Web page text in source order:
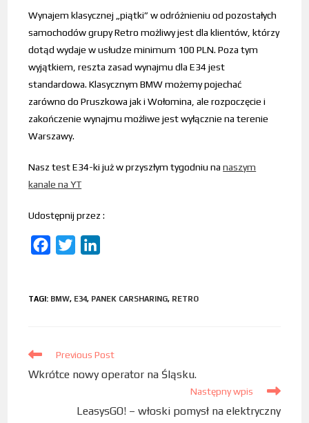
Wynajem klasycznej „piątki” w odróżnieniu od pozostałych
samochodów grupy Retro możliwy jest dla klientów, którzy
dotąd wydaje w usłudze minimum 100 PLN. Poza tym
wyjątkiem, reszta zasad wynajmu dla E34 jest
standardowa. Klasycznym BMW możemy pojechać
zarówno do Pruszkowa jak i Wołomina, ale rozpoczęcie i
zakończenie wynajmu możliwe jest wyłącznie na terenie
Warszawy.
Nasz test E34-ki już w przyszłym tygodniu nanaszym
kanale na YT
Udostępnij przez :
e
o
k
t
r
k
I
n
TAGI: BMW, E34, PANEK CARSHARING, RETRO
Previous Post
Wkrótce nowy operator na Śląsku.
Następny wpis
LeasysGO! – włoski pomysł na elektryczny